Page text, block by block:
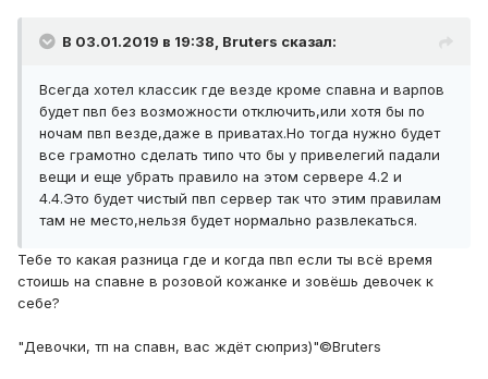
кто играет с лаунчера?
В 03.01.2019 в 19:38, Bruters сказал:
Всегда хотел классик где везде кроме спавна и варпов
будет пвп без возможности отключить,или хотя бы по
ночам пвп везде,даже в приватах.Но тогда нужно будет
все грамотно сделать типо что бы у привелегий падали
вещи и еще убрать правило на этом сервере 4.2 и
4.4.Это будет чистый пвп сервер так что этим правилам
там не место,нельзя будет нормально развлекаться.
Тебе то какая разница где и когда пвп если ты всё время
стоишь на спавне в розовой кожанке и зовёшь девочек к
себе?
"Девочки, тп на спавн, вас ждёт сюприз)"©Bruters